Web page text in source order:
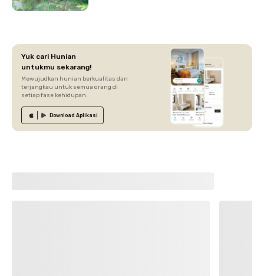
Yuk cari Hunian
untukmu sekarang!
Mewujudkan hunian berkualitas dan
terjangkau untuk semua orang di
setiap fase kehidupan.
Download Aplikasi